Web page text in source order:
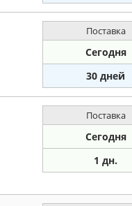
Поставка
Сегодня
30 дней
Поставка
Сегодня
1 дн.